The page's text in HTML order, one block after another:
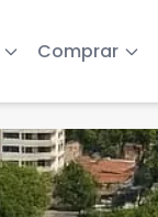
Comprar